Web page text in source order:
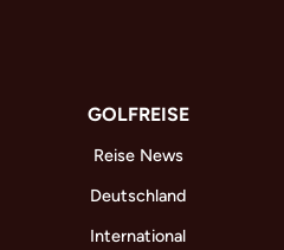
GOLFREISE
Reise News
Deutschland
International